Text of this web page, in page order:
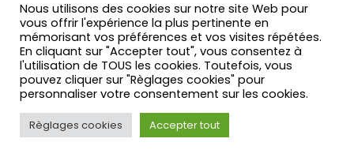
Communication
Nous utilisons des cookies sur notre site Web pour
vous offrir l'expérience la plus pertinente en
mémorisant vos préférences et vos visites répétées.
En cliquant sur "Accepter tout", vous consentez à
l'utilisation de TOUS les cookies. Toutefois, vous
pouvez cliquer sur "Règlages cookies" pour
personnaliser votre consentement sur les cookies.
Règlages cookies Accepter tout